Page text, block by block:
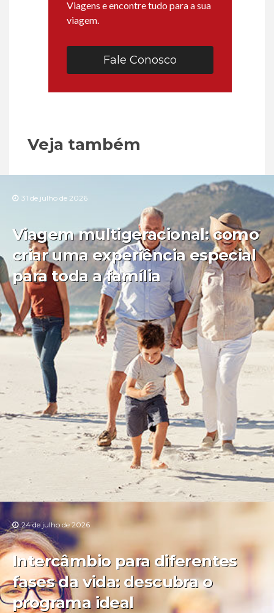
Viagens e encontre tudo para a sua
viagem.
Fale Conosco
Veja também
31 de julho de 2026
Viagem multigeracional: como
criar uma experiência especial
para toda a família
24 de julho de 2026
Intercâmbio para diferentes
fases da vida: descubra o
programa ideal